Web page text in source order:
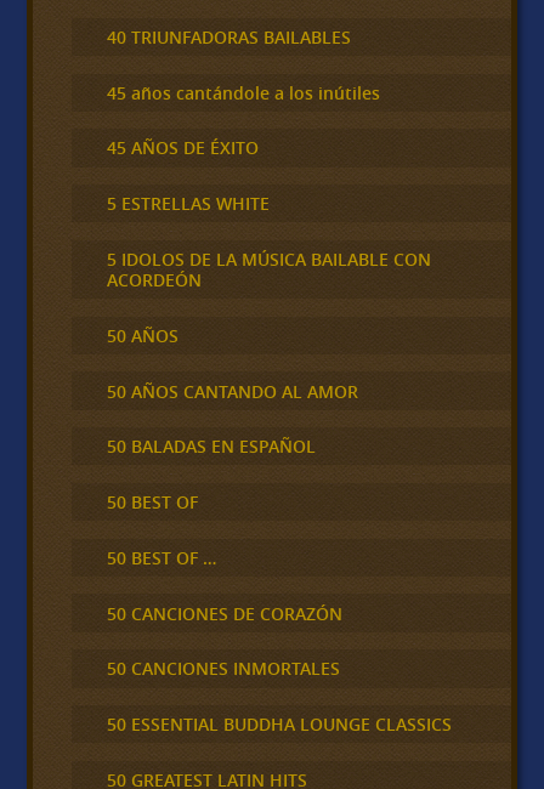
40 TRIUNFADORAS BAILABLES
45 años cantándole a los inútiles
45 AÑOS DE ÉXITO
5 ESTRELLAS WHITE
5 IDOLOS DE LA MÚSICA BAILABLE CON
ACORDEÓN
50 AÑOS
50 AÑOS CANTANDO AL AMOR
50 BALADAS EN ESPAÑOL
50 BEST OF
50 BEST OF …
50 CANCIONES DE CORAZÓN
50 CANCIONES INMORTALES
50 ESSENTIAL BUDDHA LOUNGE CLASSICS
50 GREATEST LATIN HITS